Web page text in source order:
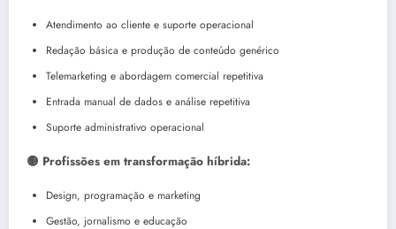
Atendimento ao cliente e suporte operacional
Redação básica e produção de conteúdo genérico
Telemarketing e abordagem comercial repetitiva
Entrada manual de dados e análise repetitiva
Suporte administrativo operacional
🟡 Profissões em transformação híbrida:
Design, programação e marketing
Gestão, jornalismo e educação